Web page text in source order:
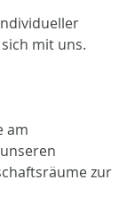
mit uns.
am
zur